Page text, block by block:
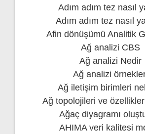
Adım adım tez nasıl
Adım adım tez nasıl
Afin dönüşümü Analitik
Ağ analizi CBS
Ağ analizi Nedir
Ağ analizi
Ağ iletişim birimleri
Ağ topolojileri ve
Ağaç diyagramı
AHIMA veri kalitesi